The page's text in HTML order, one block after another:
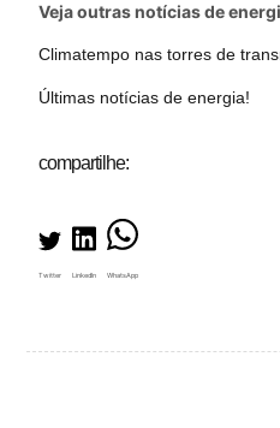
Veja outras notícias de
Climatempo nas torres de
Últimas notícias de energia!
compartilhe:
Twitter LinkedIn WhatsApp